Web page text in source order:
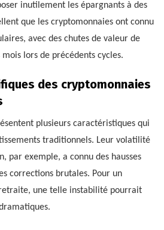
inutilement les épargnants à des
que les cryptomonnaies ont connu
avec des chutes de valeur de
lors de précédents cycles.
des cryptomonnaies
plusieurs caractéristiques qui
traditionnels. Leur volatilité
par exemple, a connu des hausses
corrections brutales. Pour un
une telle instabilité pourrait